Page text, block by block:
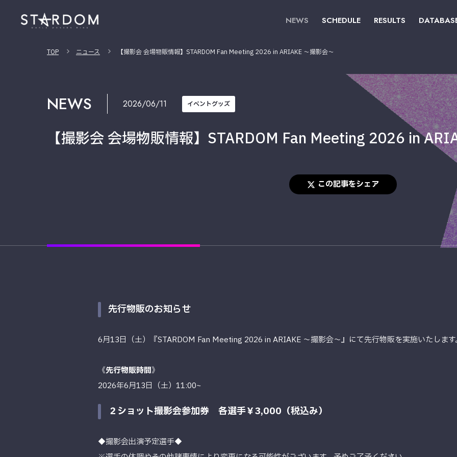
NEWS SCHEDULE RESULTS
TOP ニュース 【撮影会 会場物販情報】STARDOM Fan Meeting 2026 in ARIAKE ～撮影会～
NEWS 2026/06/11 イベントグッズ
【撮影会 会場物販情報】STARDOM Fan Meeting 2026 in
この記事をシェア
先行物販のお知らせ
6月13日（土）『STARDOM Fan Meeting 2026 in ARIAKE ～撮影会～』にて先行物販を実施いたします
《先行物販時間》
2026年6月13日（土）11:00~
２ショット撮影会参加券 各選手￥3,000（税込み）
◆撮影会出演予定選手◆